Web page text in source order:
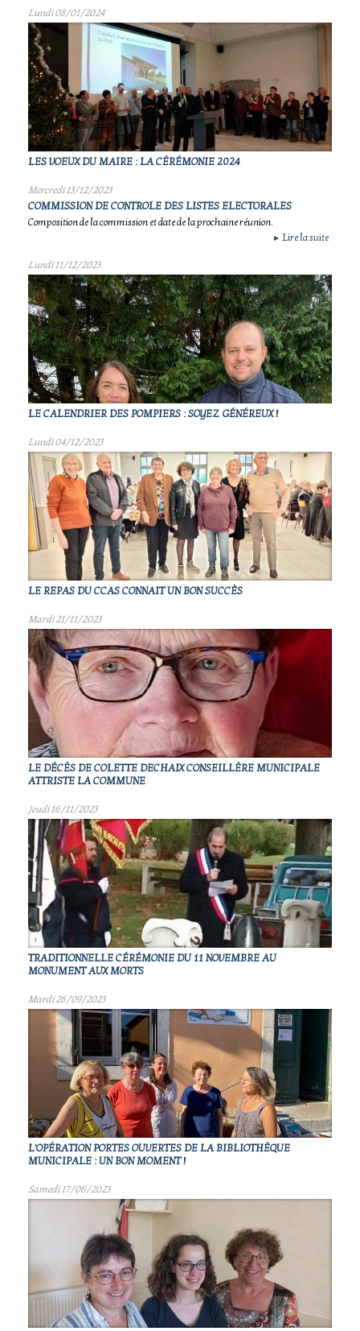
Lundi 08/01/2024
LES VOEUX DU MAIRE : LA CÉRÉMONIE 2024
Mercredi 13/12/2023
COMMISSION DE CONTROLE DES LISTES ELECTORALES
Composition de la commission et date de la prochaine réunion.
► Lire la suite
Lundi 11/12/2023
LE CALENDRIER DES POMPIERS : SOYEZ GÉNÉREUX !
Lundi 04/12/2023
LE REPAS DU CCAS CONNAIT UN BON SUCCÈS
Mardi 21/11/2023
LE DÉCÈS DE COLETTE DECHAIX CONSEILLÈRE MUNICIPALE
ATTRISTE LA COMMUNE
Jeudi 16/11/2023
TRADITIONNELLE CÉRÉMONIE DU 11 NOVEMBRE AU
MONUMENT AUX MORTS
Mardi 26/09/2023
L'OPÉRATION PORTES OUVERTES DE LA BIBLIOTHÈQUE
MUNICIPALE : UN BON MOMENT !
Samedi 17/06/2023